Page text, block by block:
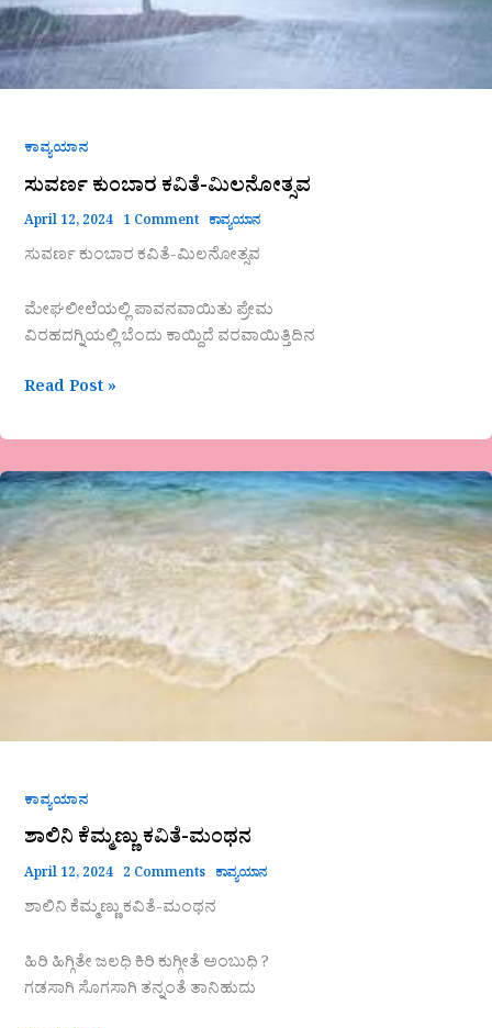
ಕಾವ್ಯಯಾನ
ಸುವರ್ಣ ಕುಂಬಾರ ಕವಿತೆ-ಮಿಲನೋತ್ಸವ
April 12, 2024 1 Comment ಕಾವ್ಯಯಾನ
ಸುವರ್ಣ ಕುಂಬಾರ ಕವಿತೆ-ಮಿಲನೋತ್ಸವ
ಮೇಘಲೀಲೆಯಲ್ಲಿ ಪಾವನವಾಯಿತು ಪ್ರೇಮ
ವಿರಹದಗ್ನಿಯಲ್ಲಿ ಬೆಂದು ಕಾಯ್ದಿದೆ ವರವಾಯಿತ್ತಿದಿನ
Read Post »
ಕಾವ್ಯಯಾನ
ಶಾಲಿನಿ ಕೆಮ್ಮಣ್ಣು ಕವಿತೆ-ಮಂಥನ
April 12, 2024 2 Comments ಕಾವ್ಯಯಾನ
ಶಾಲಿನಿ ಕೆಮ್ಮಣ್ಣು ಕವಿತೆ-ಮಂಥನ
ಹಿರಿ ಹಿಗ್ಗಿತೇ ಜಲಧಿ ಕಿರಿ ಕುಗ್ಗೀತೆ ಅಂಬುಧಿ ?
ಗಡಸಾಗಿ ಸೊಗಸಾಗಿ ತನ್ನಂತೆ ತಾನಿಹುದು
ಶಾಲಿನಿ
ಕೆಮ್ಮಣ್ಣು
ಕವಿತೆ-
ಮಂಥನ